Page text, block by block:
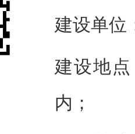
建设单位
建设地
内；